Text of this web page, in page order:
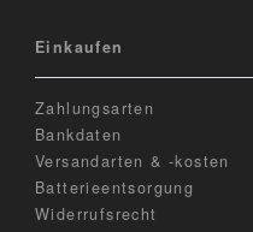
Einkaufen
Zahlungsarten
Bankdaten
Versandarten & -kosten
Batterieentsorgung
Widerrufsrecht